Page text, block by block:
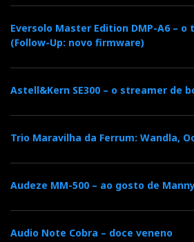
Ishiwata
Sobre a excelência da relação
Eversolo Master Edition DMP-A6 –
(Follow-Up: novo firmware)
Astell&Kern SE300 – o streamer de
Trio Maravilha da Ferrum: Wandla,
Audeze MM-500 – ao gosto de
Audio Note Cobra – doce veneno